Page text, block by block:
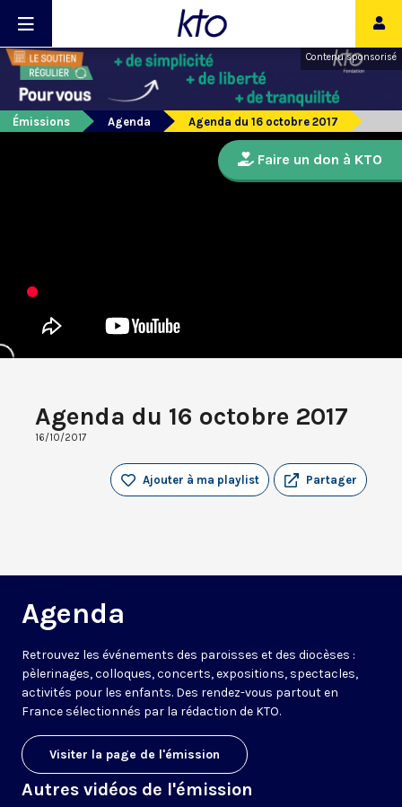
Contenu sponsorisé
Émissions Agenda Agenda du 16 octobre 2017
Agenda du 16 octobre 2017
16/10/2017
Partager
Ajouter à ma playlist
Agenda
Retrouvez les événements des paroisses et des diocèses :
pèlerinages, colloques, concerts, expositions, spectacles,
activités pour les enfants. Des rendez-vous partout en
France sélectionnés par la rédaction de KTO.
Visiter la page de l'émission
Autres vidéos de l'émission
Faire un don à KTO